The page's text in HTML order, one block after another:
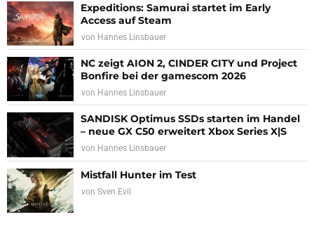
Expeditions: Samurai startet im Early
Access auf Steam
von Hannes Linsbauer
NC zeigt AION 2, CINDER CITY und Project
Bonfire bei der gamescom 2026
von Hannes Linsbauer
SANDISK Optimus SSDs starten im Handel
– neue GX C50 erweitert Xbox Series X|S
von Hannes Linsbauer
Mistfall Hunter im Test
von Sven Evil